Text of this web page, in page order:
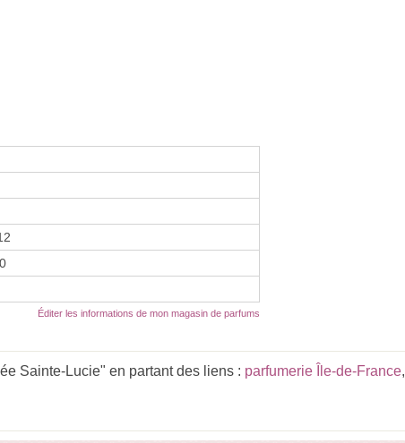
Éditer les informations de mon magasin de parfums
Sainte-Lucie" en partant des liens : parfumerie Île-de-France,